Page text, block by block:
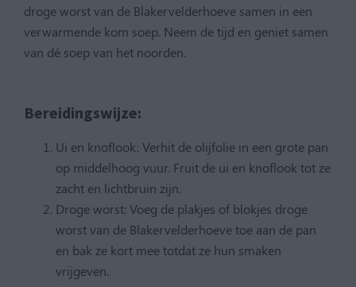
droge worst van de Blakervelderhoeve samen in een
verwarmende kom soep. Neem de tijd en geniet samen
van dé soep van het noorden.
Bereidingswijze:
Ui en knoflook: Verhit de olijfolie in een grote pan
op middelhoog vuur. Fruit de ui en knoflook tot ze
zacht en lichtbruin zijn.
Droge worst: Voeg de plakjes of blokjes droge
worst van de Blakervelderhoeve toe aan de pan
en bak ze kort mee totdat ze hun smaken
vrijgeven.